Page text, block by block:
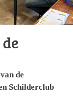
de
Schilderclub